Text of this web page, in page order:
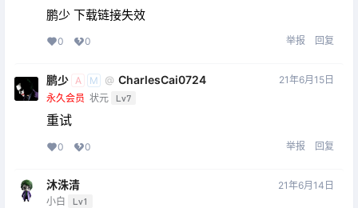
鹏少 下载链接失效
0 0 举报 回复
鹏少 A M @ CharlesCai0724
永久会员 状元 Lv7
21年6月15日
重试
0 0 举报 回复
沐洙清
小白 Lv1
21年6月14日